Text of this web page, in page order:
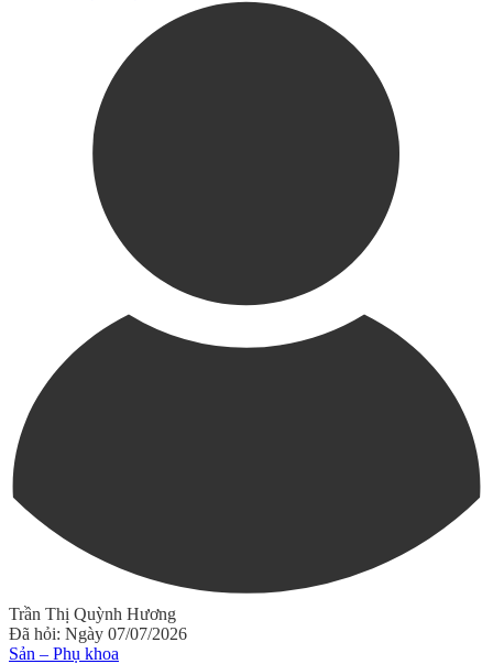
Trần Thị Quỳnh Hương
Đã hỏi: Ngày 07/07/2026
Sản – Phụ khoa